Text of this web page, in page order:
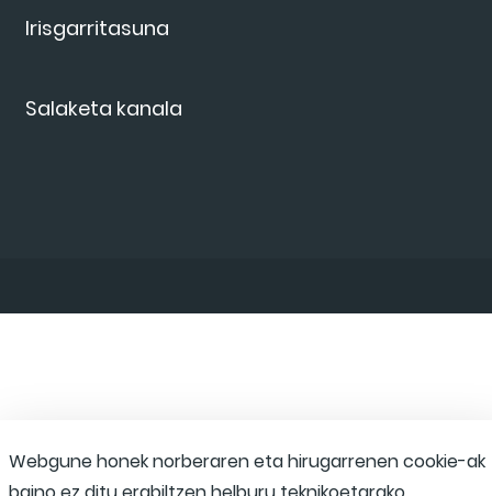
Irisgarritasuna
Salaketa kanala
Webgune honek norberaren eta hirugarrenen cookie-ak